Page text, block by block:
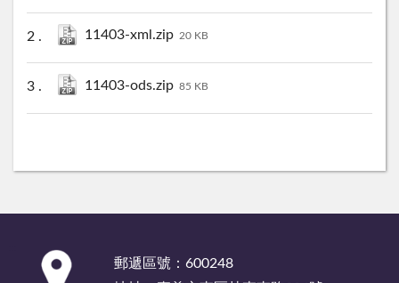
11403-xml.zip 20 KB
11403-ods.zip 85 KB
郵遞區號：600248